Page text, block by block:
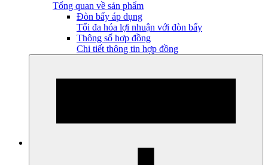
Tổng quan về sản phẩm
Đòn bẩy áp dụng
Tối đa hóa lợi nhuận với đòn bẩy
Thông số hợp đồng
Chi tiết thông tin hợp đồng